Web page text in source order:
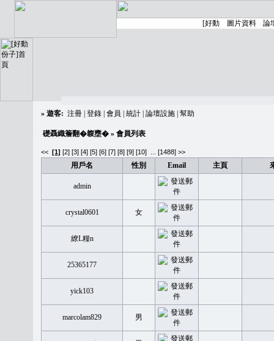
» 遊客: 注冊 登錄 會員 統計 論壇設施 幫助
礎聶織簷翻�䪖壅� » 會員列表
<< [1] [2] [3] [4] [5] [6] [7] [8] [9] [10] [1488] >>
用戶名 性別 Email 主頁
admin
crystal0601 女
繚L糧n
25365177
yick103
marcolam829 男